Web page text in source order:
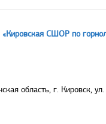
СШОР по
область, г. Кировск,